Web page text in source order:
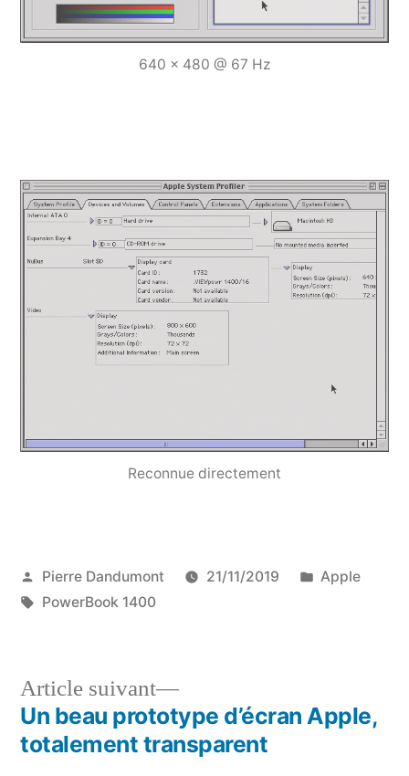
640 x 480 @ 67 Hz
Reconnue directement
Publié
par
Pierre Dandumont 21/11/2019
Publié
Apple
Étiquettes :
PowerBook 1400
Navigation
Article suivant
Article
suivant :
Un beau prototype d’écran Apple,
totalement transparent